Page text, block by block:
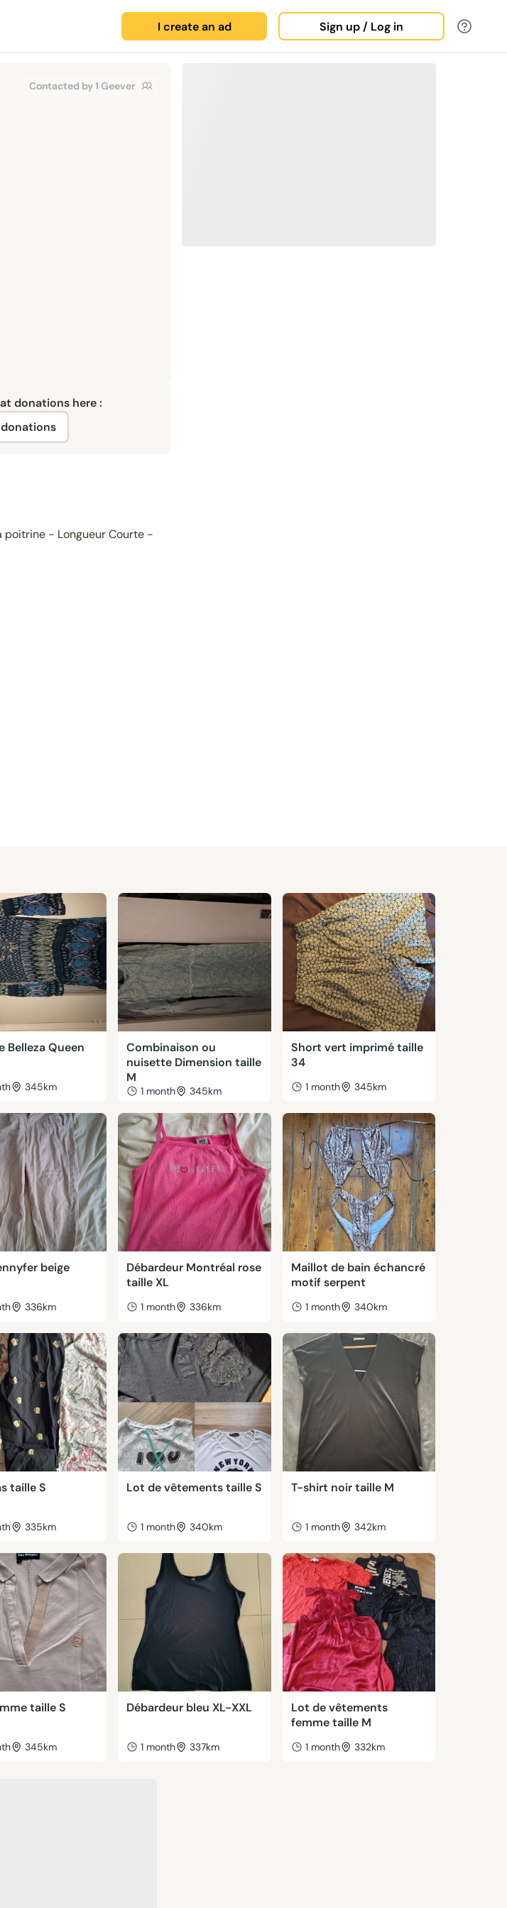
I create an ad Sign up / Log in
Contacted by 1 Geever
donations here :
donations
poitrine - Longueur Courte -
Belleza Queen
345km
Combinaison ou
nuisette Dimension taille
M
1 month 345km
Short vert imprimé taille
34
1 month 345km
beige
336km
Débardeur Montréal rose
taille XL
1 month 336km
Maillot de bain échancré
motif serpent
1 month 340km
taille S
335km
Lot de vêtements taille S
1 month 340km
T-shirt noir taille M
1 month 342km
taille S
345km
Débardeur bleu XL-XXL
1 month 337km
Lot de vêtements
femme taille M
1 month 332km